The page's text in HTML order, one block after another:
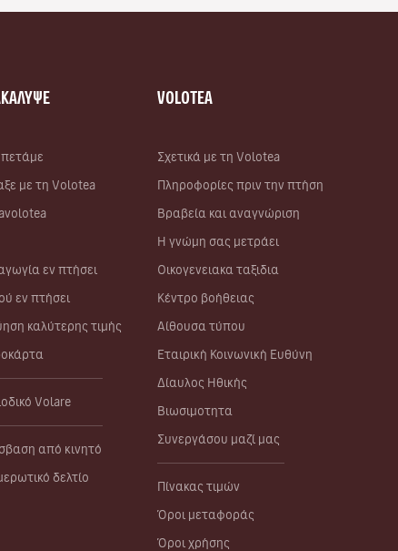
πετάμε
με τη Volotea
εν πτήσει
εν πτήσει
καλύτερης τιμής
Volare
από κινητό
δελτίο
VOLOTEA
Σχετικά με τη Volotea
Πληροφορίες πριν την πτήση
Βραβεία και αναγνώριση
Η γνώμη σας μετράει
Οικογενειακα ταξιδια
Κέντρο βοήθειας
Αίθουσα τύπου
Εταιρική Κοινωνική Ευθύνη
Δίαυλος Ηθικής
Βιωσιμοτητα
Συνεργάσου μαζί μας
Πίνακας τιμών
Όροι μεταφοράς
Όροι χρήσης